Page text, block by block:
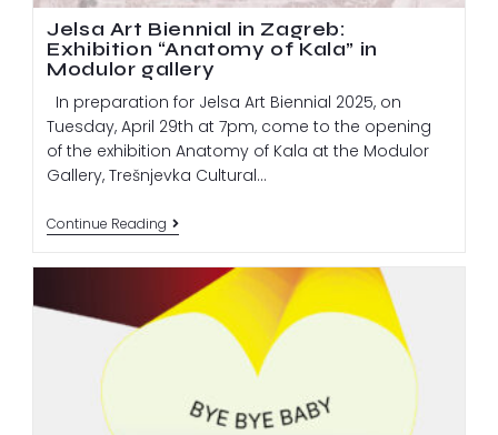
Jelsa Art Biennial in Zagreb:
Exhibition “Anatomy of Kala” in
Modulor gallery
In preparation for Jelsa Art Biennial 2025, on
Tuesday, April 29th at 7pm, come to the opening
of the exhibition Anatomy of Kala at the Modulor
Gallery, Trešnjevka Cultural…
Continue Reading